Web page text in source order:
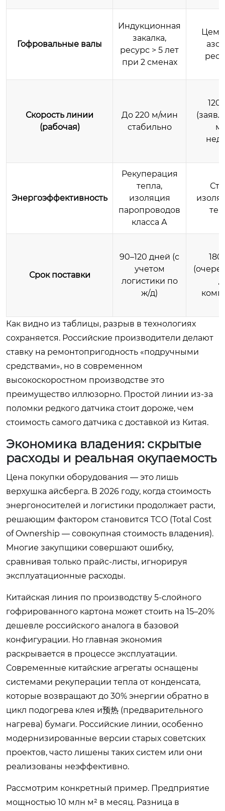
Гофровальные валы
Индукционная
закалка,
ресурс > 5 лет
при 2 сменах
Скорость линии
(рабочая)
До 220 м/мин
стабильно
Энергоэффективность
Рекуперация
тепла,
изоляция
паропроводов
класса А
Срок поставки
90–120 дней (с
учетом
логистики по
ж/д)
Как видно из таблицы, разрыв в технологиях
сохраняется. Российские производители делают
ставку на ремонтопригодность «подручными
средствами», но в современном
высокоскоростном производстве это
преимущество иллюзорно. Простой линии из-за
поломки редкого датчика стоит дороже, чем
стоимость самого датчика с доставкой из Китая.
Экономика владения: скрытые
расходы и реальная окупаемость
Цена покупки оборудования — это лишь
верхушка айсберга. В 2026 году, когда стоимость
энергоносителей и логистики продолжает расти,
решающим фактором становится TCO (Total Cost
of Ownership — совокупная стоимость владения).
Многие закупщики совершают ошибку,
сравнивая только прайс-листы, игнорируя
эксплуатационные расходы.
Китайская линия по производству 5-слойного
гофрированного картона может стоить на 15–20%
дешевле российского аналога в базовой
конфигурации. Но главная экономия
раскрывается в процессе эксплуатации.
Современные китайские агрегаты оснащены
системами рекуперации тепла от конденсата,
которые возвращают до 30% энергии обратно в
цикл подогрева клея и预热 (предварительного
нагрева) бумаги. Российские линии, особенно
модернизированные версии старых советских
проектов, часто лишены таких систем или они
реализованы неэффективно.
Рассмотрим конкретный пример. Предприятие
мощностью 10 млн м² в месяц. Разница в